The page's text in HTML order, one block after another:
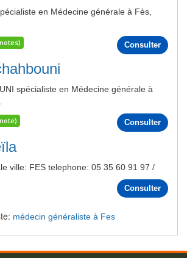
en Médecine générale à Fès,
Consulter
spécialiste en Médecine générale à
Consulter
ville: FES telephone: 05 35 60 91 97 /
Consulter
médecin généraliste à Fes